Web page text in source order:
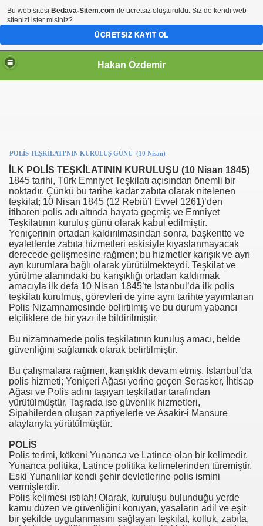
Hakan Özdemir
POLİS TEŞKİLATI'NIN KURULUŞ GÜNÜ (10 Nisan)
İLK POLİS TEŞKİLATININ KURULUŞU (10 Nisan 1845)
1845 tarihi, Türk Emniyet Teşkilatı açısından önemli bir
noktadır. Çünkü bu tarihe kadar zabıta olarak nitelenen
teşkilat; 10 Nisan 1845 (12 Rebiü’l Evvel 1261)’den
itibaren polis adı altında hayata geçmiş ve Emniyet
Teşkilatının kuruluş günü olarak kabul edilmiştir.
Yeniçerinin ortadan kaldırılmasından sonra, başkentte ve
eyaletlerde zabıta hizmetleri eskisiyle kıyaslanmayacak
derecede gelişmesine rağmen; bu hizmetler karışık ve ayrı
ayrı kurumlara bağlı olarak yürütülmekteydi. Teşkilat ve
yürütme alanındaki bu karışıklığı ortadan kaldırmak
amacıyla ilk defa 10 Nisan 1845’te İstanbul’da ilk polis
teşkilatı kurulmuş, görevleri de yine aynı tarihte yayımlanan
Polis Nizamnamesinde belirtilmiş ve bu durum yabancı
elçiliklere de bir yazı ile bildirilmiştir.
Bu nizamnamede polis teşkilatının kuruluş amacı, belde
güvenliğini sağlamak olarak belirtilmiştir.
Bu çalışmalara rağmen, karışıklık devam etmiş, İstanbul’da
polis hizmeti; Yeniçeri Ağası yerine geçen Serasker, İhtisap
Ağası ve Polis adını taşıyan teşkilatlar tarafından
yürütülmüştür. Taşrada ise güvenlik hizmetleri,
Sipahilerden oluşan zaptiyelerle ve Asakir-i Mansure
alaylarıyla yürütülmüştür.
POLİS
Polis terimi, kökeni Yunanca ve Latince olan bir kelimedir.
Yunanca politika, Latince politika kelimelerinden türemiştir.
Eski Yunanlılar kendi şehir devletlerine polis ismini
vermişlerdir.
Polis kelimesi ıstılah! Olarak, kuruluşu bulunduğu yerde
kamu düzen ve güvenliğini koruyan, yasaların adil ve eşit
bir şekilde uygulanmasını sağlayan teşkilat, kolluk, zabıta,
Bu web sitesi Bedava-Sitem.com ile ücretsiz oluşturuldu. Siz de kendi web
sitenizi ister misiniz?
ÜCRETSIZ KAYIT OL